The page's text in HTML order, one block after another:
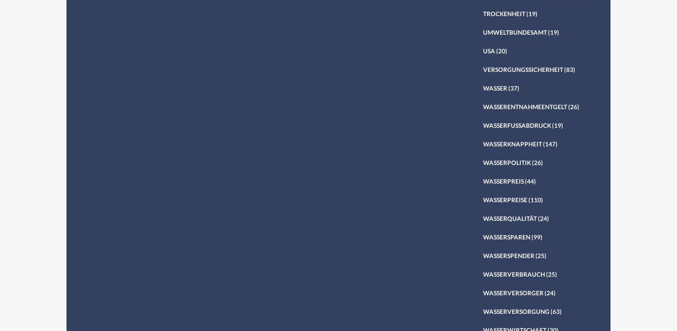
TROCKENHEIT(19)
UMWELTBUNDESAMT(19)
USA (20)
VERSORGUNGSSICHERHEIT(83)
WASSER (37)
WASSERENTNAHMEENTGELT(26)
WASSERFUSSABDRUCK(19)
WASSERKNAPPHEIT(147)
WASSERPOLITIK(26)
WASSERPREIS(44)
WASSERPREISE(110)
WASSERQUALITÄT(24)
WASSERSPAREN(99)
WASSERSPENDER (25)
WASSERVERBRAUCH(25)
WASSERVERSORGER (24)
WASSERVERSORGUNG (63)